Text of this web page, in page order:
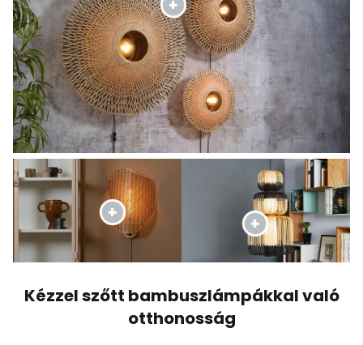
Kézzel szőtt bambuszlámpákkal való
otthonosság